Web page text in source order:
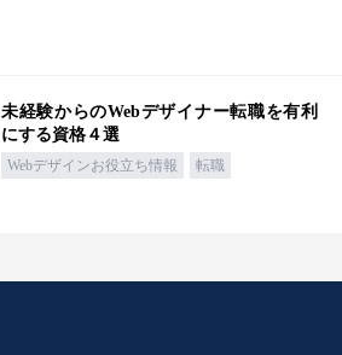
未経験からのWebデザイナー転職を有利
にする資格４選
Webデザインお役立ち情報 転職